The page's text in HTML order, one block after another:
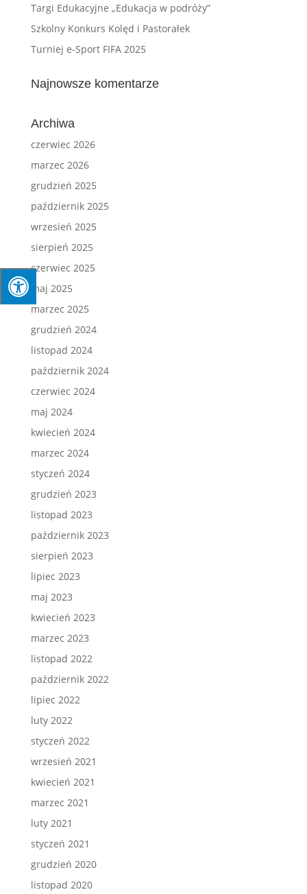
Targi Edukacyjne „Edukacja w podróży”
Szkolny Konkurs Kolęd i Pastorałek
Turniej e-Sport FIFA 2025
Najnowsze komentarze
Archiwa
czerwiec 2026
marzec 2026
grudzień 2025
październik 2025
wrzesień 2025
sierpień 2025
czerwiec 2025
maj 2025
marzec 2025
grudzień 2024
listopad 2024
październik 2024
czerwiec 2024
maj 2024
kwiecień 2024
marzec 2024
styczeń 2024
grudzień 2023
listopad 2023
październik 2023
sierpień 2023
lipiec 2023
maj 2023
kwiecień 2023
marzec 2023
listopad 2022
październik 2022
lipiec 2022
luty 2022
styczeń 2022
wrzesień 2021
kwiecień 2021
marzec 2021
luty 2021
styczeń 2021
grudzień 2020
listopad 2020